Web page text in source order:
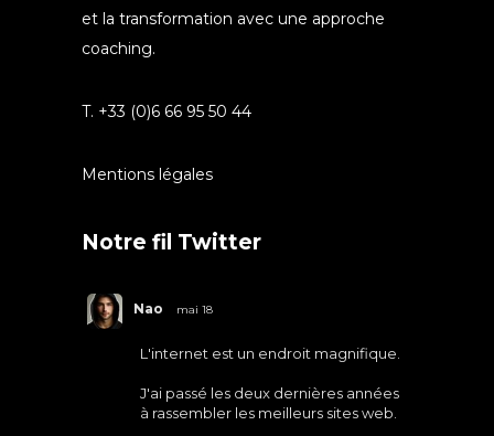
et la transformation avec une approche
coaching.
T. +33 (0)6 66 95 50 44
Mentions légales
Notre fil Twitter
Nao mai 18
L'internet est un endroit magnifique.
J'ai passé les deux dernières années
à rassembler les meilleurs sites web.